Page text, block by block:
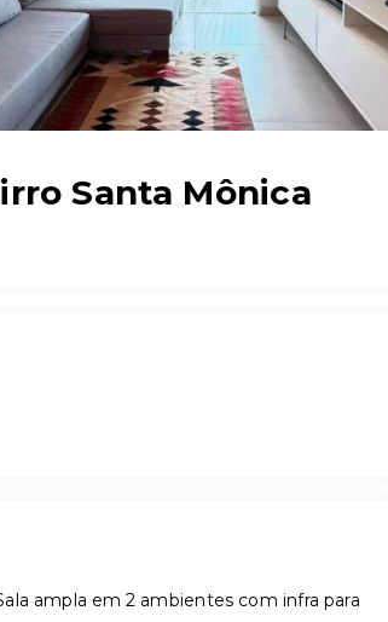
Santa Mônica
ampla em 2 ambientes com infra para